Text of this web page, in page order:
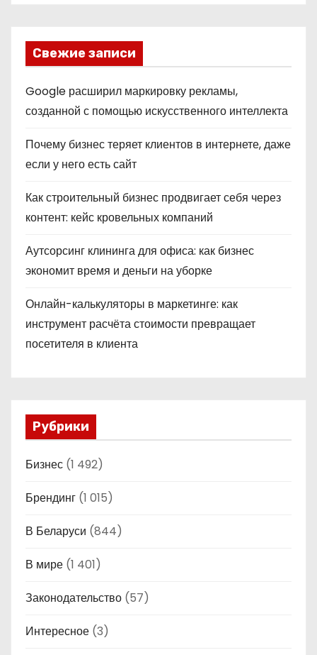
Свежие записи
Google расширил маркировку рекламы,
созданной с помощью искусственного интеллекта
Почему бизнес теряет клиентов в интернете, даже
если у него есть сайт
Как строительный бизнес продвигает себя через
контент: кейс кровельных компаний
Аутсорсинг клининга для офиса: как бизнес
экономит время и деньги на уборке
Онлайн-калькуляторы в маркетинге: как
инструмент расчёта стоимости превращает
посетителя в клиента
Рубрики
Бизнес (1 492)
Брендинг (1 015)
В Беларуси (844)
В мире (1 401)
Законодательство (57)
Интересное (3)